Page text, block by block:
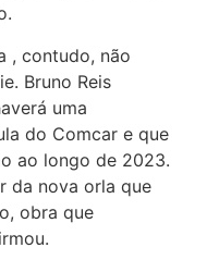
, contudo, não
Bruno Reis
uma
do Comcar e que
ao longo de 2023.
da nova orla que
obra que